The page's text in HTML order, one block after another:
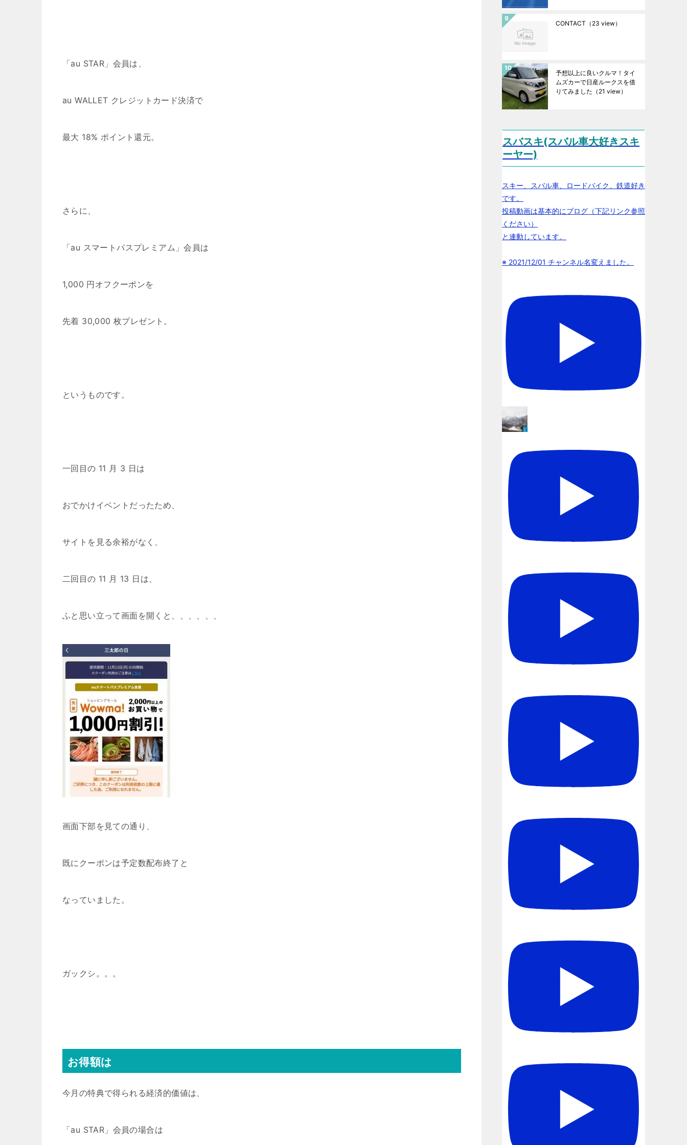
「au STAR」会員は、
au WALLET クレジットカード決済で
最大 18% ポイント還元。
さらに、
「au スマートパスプレミアム」会員は
1,000 円オフクーポンを
先着 30,000 枚プレゼント。
というものです。
一回目の 11 月 3 日は
おでかけイベントだったため、
サイトを見る余裕がなく、
二回目の 11 月 13 日は、
ふと思い立って画面を開くと、、、、、、
画面下部を見ての通り、
既にクーポンは予定数配布終了と
なっていました。
ガックシ。。。
お得額は
今月の特典で得られる経済的価値は、
「au STAR」会員の場合は
CONTACT （23 view）
予想以上に良いクルマ！タイ
ムズカーで日産ルークスを借
りてみました （21 view）
スバスキ(スバル車大好きスキ
ーヤー)
スキー、スバル車、ロードバイク、鉄道好き
です。
投稿動画は基本的にブログ（下記リンク参照
ください）
と連動しています。
※ 2021/12/01 チャンネル名変えました。